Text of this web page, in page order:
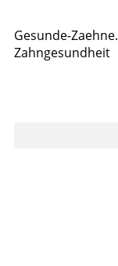
Gesunde-
Zahngesundheit